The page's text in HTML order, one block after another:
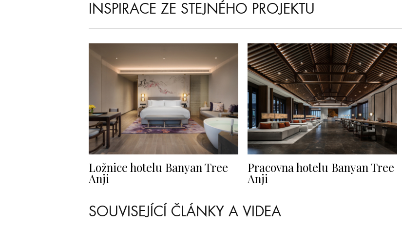
INSPIRACE ZE STEJNÉHO PROJEKTU
Ložnice hotelu Banyan Tree
Anji
Pracovna hotelu Banyan Tree
Anji
SOUVISEJÍCÍ ČLÁNKY A VIDEA